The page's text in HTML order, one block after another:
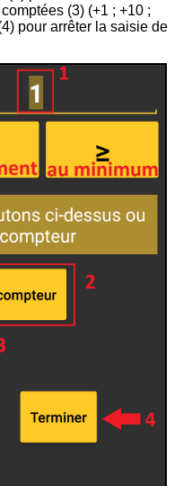
(3) (+1 ; +10 ;
4) pour arrêter la saisie de